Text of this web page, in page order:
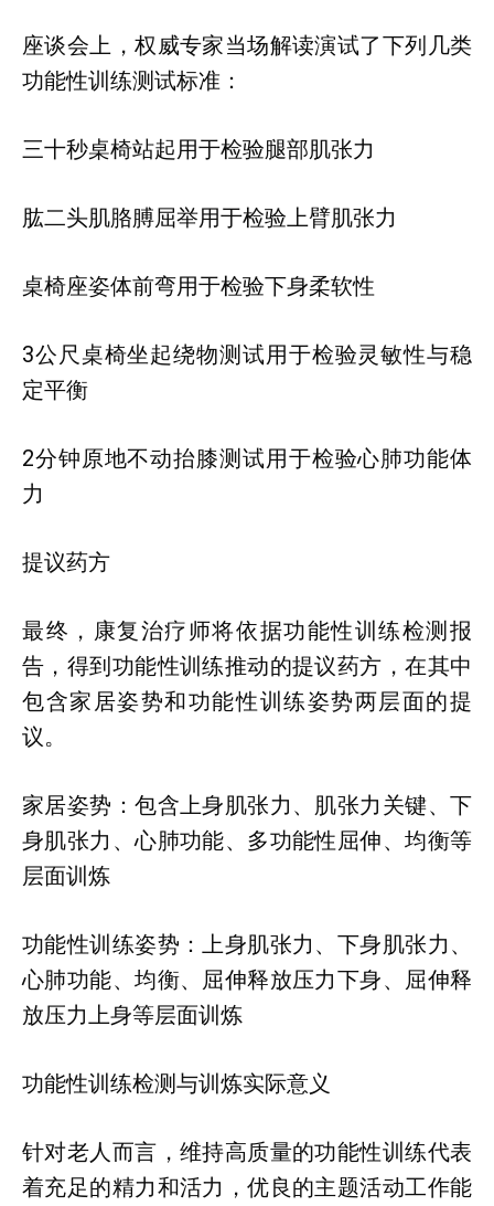
座谈会上，权威专家当场解读演试了下列几类
功能性训练测试标准：
三十秒桌椅站起用于检验腿部肌张力
肱二头肌胳膊屈举用于检验上臂肌张力
桌椅座姿体前弯用于检验下身柔软性
3公尺桌椅坐起绕物测试用于检验灵敏性与稳
定平衡
2分钟原地不动抬膝测试用于检验心肺功能体
力
提议药方
最终，康复治疗师将依据功能性训练检测报
告，得到功能性训练推动的提议药方，在其中
包含家居姿势和功能性训练姿势两层面的提
议。
家居姿势：包含上身肌张力、肌张力关键、下
身肌张力、心肺功能、多功能性屈伸、均衡等
层面训炼
功能性训练姿势：上身肌张力、下身肌张力、
心肺功能、均衡、屈伸释放压力下身、屈伸释
放压力上身等层面训炼
功能性训练检测与训炼实际意义
针对老人而言，维持高质量的功能性训练代表
着充足的精力和活力，优良的主题活动工作能